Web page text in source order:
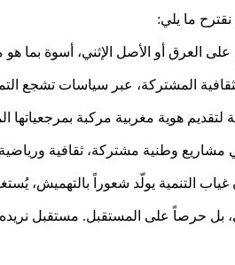
ما يلي:
بل حرصاً على المستقبل. مستقبل